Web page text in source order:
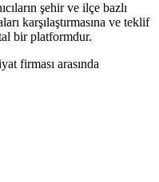
şehir ve ilçe bazlı
karşılaştırmasına ve teklif
bir platformdur.
firması arasında